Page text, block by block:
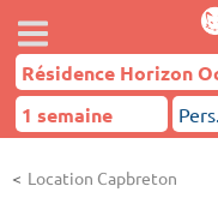
Location Capbreton